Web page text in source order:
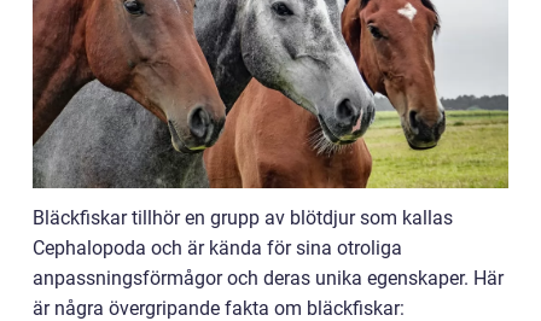
Bläckfiskar tillhör en grupp av blötdjur som kallas
Cephalopoda och är kända för sina otroliga
anpassningsförmågor och deras unika egenskaper. Här
är några övergripande fakta om bläckfiskar: